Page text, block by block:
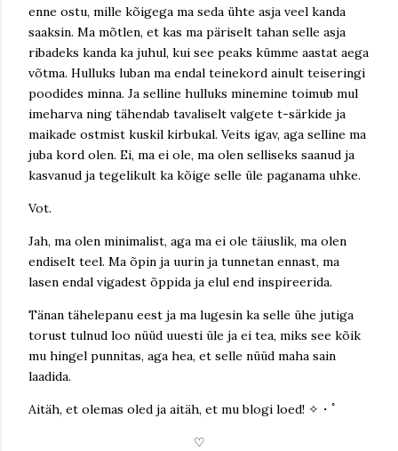
enne ostu, mille kõigega ma seda ühte asja veel kanda
saaksin. Ma mõtlen, et kas ma päriselt tahan selle asja
ribadeks kanda ka juhul, kui see peaks kümme aastat aega
võtma. Hulluks luban ma endal teinekord ainult teiseringi
poodides minna. Ja selline hulluks minemine toimub mul
imeharva ning tähendab tavaliselt valgete t-särkide ja
maikade ostmist kuskil kirbukal. Veits igav, aga selline ma
juba kord olen. Ei, ma ei ole, ma olen selliseks saanud ja
kasvanud ja tegelikult ka kõige selle üle paganama uhke.
Vot.
Jah, ma olen minimalist, aga ma ei ole täiuslik, ma olen
endiselt teel. Ma õpin ja uurin ja tunnetan ennast, ma
lasen endal vigadest õppida ja elul end inspireerida.
Tänan tähelepanu eest ja ma lugesin ka selle ühe jutiga
torust tulnud loo nüüd uuesti üle ja ei tea, miks see kõik
mu hingel punnitas, aga hea, et selle nüüd maha sain
laadida.
Aitäh, et olemas oled ja aitäh, et mu blogi loed! ✧・ﾟ
♡